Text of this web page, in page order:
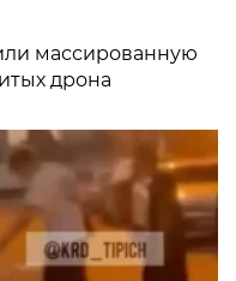
массированную
дрона